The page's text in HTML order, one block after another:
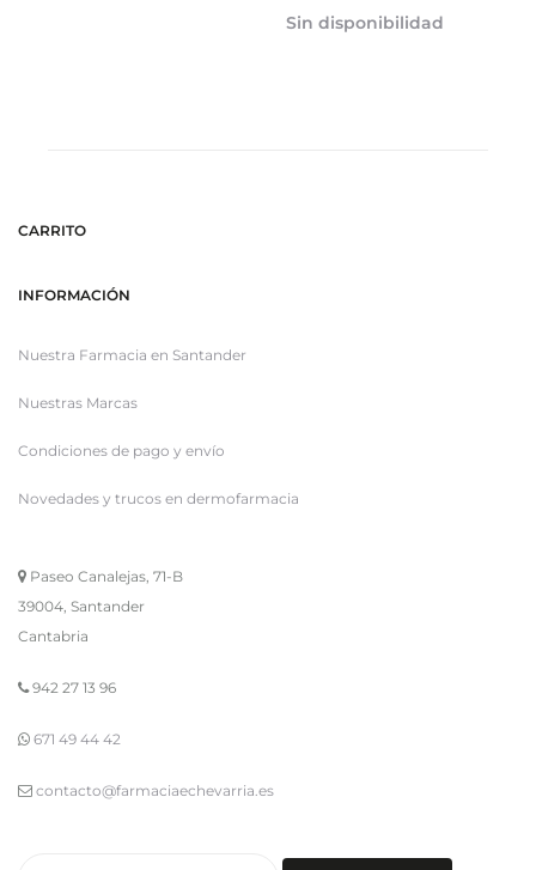
Sin disponibilidad
CARRITO
INFORMACIÓN
Nuestra Farmacia en Santander
Nuestras Marcas
Condiciones de pago y envío
Novedades y trucos en dermofarmacia
Paseo Canalejas, 71-B
39004, Santander
Cantabria
942 27 13 96
671 49 44 42
contacto@farmaciaechevarria.es